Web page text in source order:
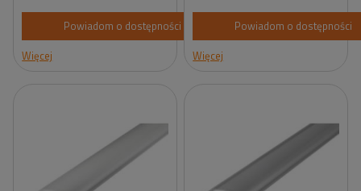
Powiadom o dostępności
Więcej
Powiadom o dostępności
Więcej